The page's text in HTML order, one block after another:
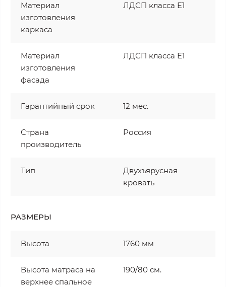
Материал
изготовления
каркаса
ЛДСП класса Е1
Материал
изготовления
фасада
ЛДСП класса Е1
Гарантийный срок 12 мес.
Страна
производитель
Россия
Тип
Двухъярусная
кровать
РАЗМЕРЫ
Высота 1760 мм
Высота матраса на
верхнее спальное
190/80 см.